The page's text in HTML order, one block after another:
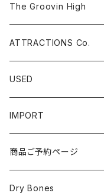
Pants
The Groovin High
ATTRACTIONS Co.
USED
IMPORT
商品ご予約ページ
Dry Bones